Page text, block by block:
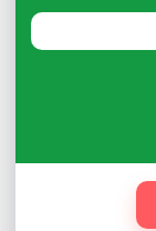
27,92%
Rabatt